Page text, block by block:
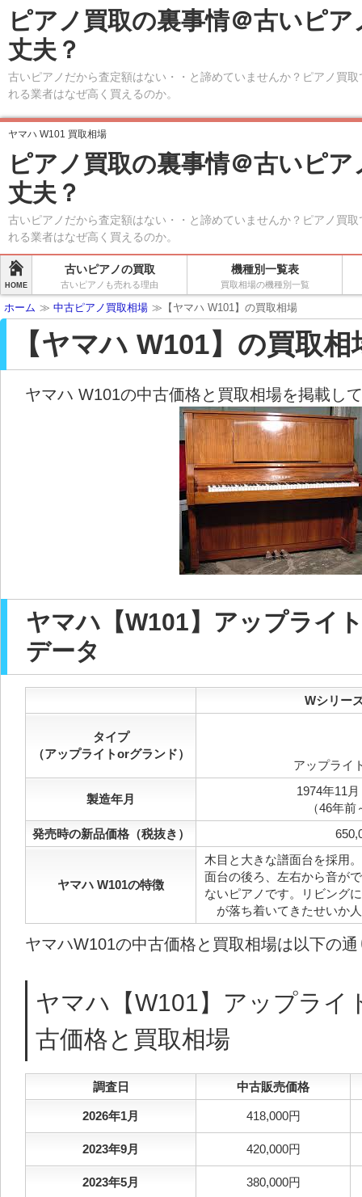
ピアノ買取の裏事情＠古いピア
丈夫？
古いピアノだから査定額はない・・と諦めていませんか？ピアノ買
れる業者はなぜ高く買えるのか。
ヤマハ W101 買取相場
ピアノ買取の裏事情＠古いピア
丈夫？
古いピアノだから査定額はない・・と諦めていませんか？ピアノ買
れる業者はなぜ高く買えるのか。
HOME
古いピアノの買取
古いピアノも売れる理由
機種別一覧表
買取相場の機種別一覧
ホーム ≫ 中古ピアノ買取相場 ≫【ヤマハ W101】の買取相場
【ヤマハ W101】の買取相
ヤマハ W101の中古価格と買取相場を掲載し
ヤマハ【W101】アップライ
データ
Wシリー
タイプ
（アップライトorグランド）
アップライ
製造年月
1974年11
（46年
発売時の新品価格（税抜き）
ヤマハ W101の特徴
木目と大きな譜面台を採用
面台の後ろ、左右から音が
ないピアノです。リビング
が落ち着いてきたせいか
ヤマハW101の中古価格と買取相場は以下の
ヤマハ【W101】アップライ
古価格と買取相場
調査日 中古販売価格
2026年1月 418,000円
2023年9月 420,000円
2023年5月 380,000円